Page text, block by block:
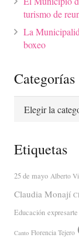
turismo de
La
boxeo
Categorías
Etiquetas
25 de mayo Alberto
Claudia Monají
Educación expresarte
Canto Florencia Tejero